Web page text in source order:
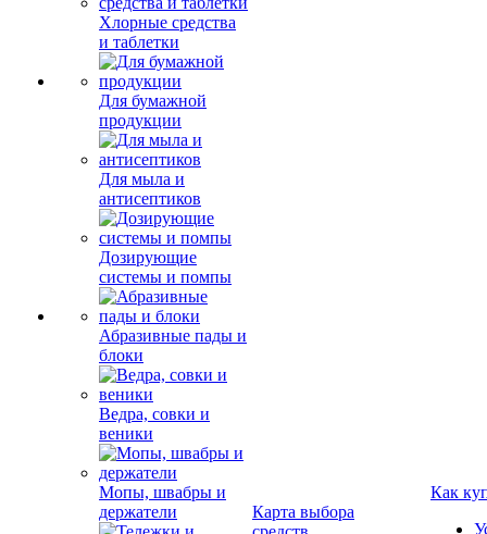
Хлорные средства
и таблетки
Для бумажной
продукции
Для мыла и
антисептиков
Дозирующие
системы и помпы
Абразивные пады и
блоки
Ведра, совки и
веники
Мопы, швабры и
держатели
Карта выбора
Как